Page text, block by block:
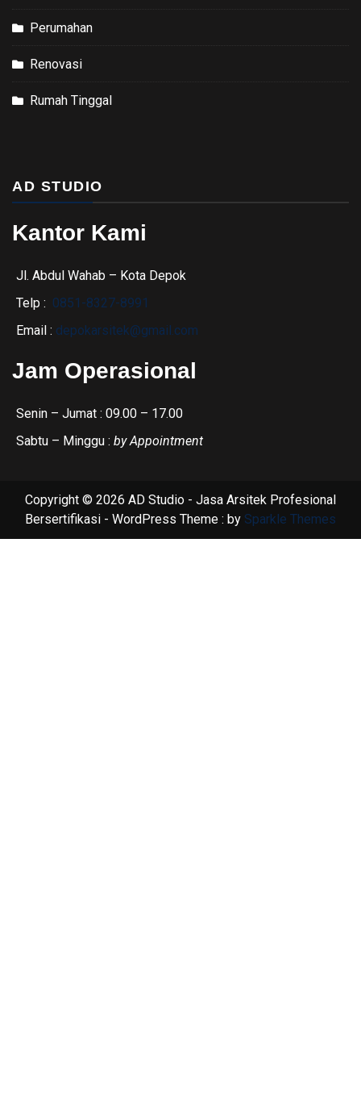
Perumahan
Renovasi
Rumah Tinggal
AD STUDIO
Kantor Kami
Jl. Abdul Wahab – Kota Depok
Telp : 0851-8327-8991
Email : depokarsitek@gmail.com
Jam Operasional
Senin – Jumat : 09.00 – 17.00
Sabtu – Minggu : by Appointment
Copyright © 2026 AD Studio - Jasa Arsitek Profesional
Bersertifikasi - WordPress Theme : by Sparkle Themes